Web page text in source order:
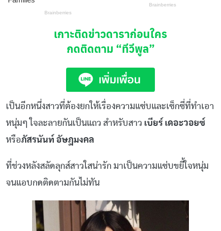
เกาะติดข่าวดาราก่อนใคร
กดติดตาม “ทีวีพูล”
เป็นอีกหนึ่งสาวที่ต้องยกให้เรื่องความแซ่บและเซ็กซี่ที่ทำเอา
หนุ่มๆ ใจละลายกันเป็นแถว สำหรับสาว เบียร์ เดอะวอยซ์
หรือภัสรนันท์ อัษฎมงคล
ที่ช่วงหลังสลัดลุกส์สาวใสน่ารัก มาเป็นความแซ่บขยี้ใจหนุ่ม
จนแอบกดติดตามกันไม่ทัน